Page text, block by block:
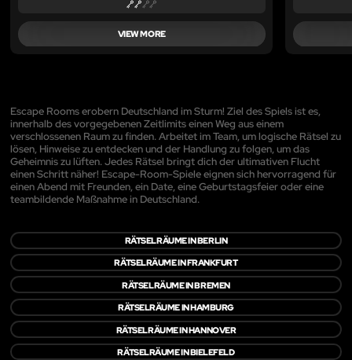
VIEW MORE
Escape Rooms erobern Deutschland im Sturm! Ziel des Spiels ist es,
innerhalb des vorgegebenen Zeitlimits einen Weg aus einem
verschlossenen Raum zu finden. Arbeitet im Team, um logische Rätsel zu
lösen, Hinweise zu entdecken und der Handlung zu folgen, um das
Geheimnis zu lüften. Jedes Rätsel bringt dich der ultimativen Flucht
einen Schritt näher! Escape-Room-Spiele eignen sich hervorragend für
einen Abend mit Freunden, ein Date, eine Geburtstagsfeier oder eine
teambildende Maßnahme in Deutschland.
RÄTSELRÄUME IN BERLIN
RÄTSELRÄUME IN FRANKFURT
RÄTSELRÄUME IN BREMEN
RÄTSELRÄUME IN HAMBURG
RÄTSELRÄUME IN HANNOVER
RÄTSELRÄUME IN BIELEFELD